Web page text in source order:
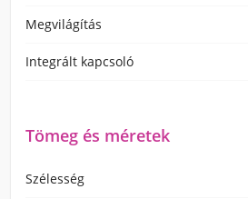
Megvilágítás
Integrált kapcsoló
Tömeg és méretek
Szélesség